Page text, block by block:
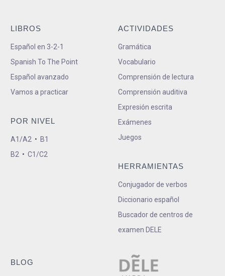
LIBROS
Español en 3-2-1
Spanish To The Point
Español avanzado
Vamos a practicar
POR NIVEL
A1/A2 • B1
B2 • C1/C2
ACTIVIDADES
Gramática
Vocabulario
Comprensión de lectura
Comprensión auditiva
Expresión escrita
Exámenes
Juegos
HERRAMIENTAS
Conjugador de verbos
Diccionario español
Buscador de centros de
examen DELE
BLOG